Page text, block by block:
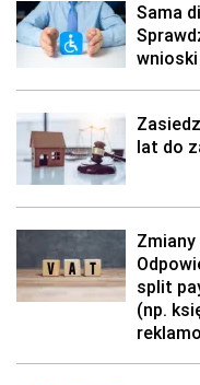
Sama
lat do
split
(np.